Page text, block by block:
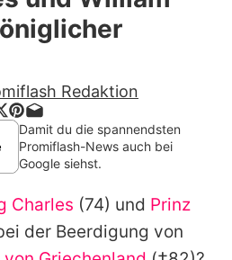
auf Promiflash
Jobs
runterladen
Team
Richtlinien
Redaktion
Damit du die spannendsten
Promiflash-News auch bei
Google siehst.
Charles (74) und Prinz
der Beerdigung von